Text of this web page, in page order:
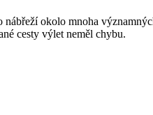
okolo mnoha
cesty výlet neměl chybu.